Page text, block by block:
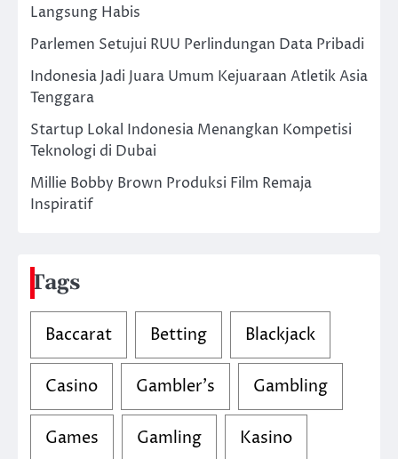
Langsung Habis
Parlemen Setujui RUU Perlindungan Data Pribadi
Indonesia Jadi Juara Umum Kejuaraan Atletik Asia
Tenggara
Startup Lokal Indonesia Menangkan Kompetisi
Teknologi di Dubai
Millie Bobby Brown Produksi Film Remaja
Inspiratif
Tags
Baccarat Betting Blackjack
Casino Gambler's Gambling
Games Gamling Kasino